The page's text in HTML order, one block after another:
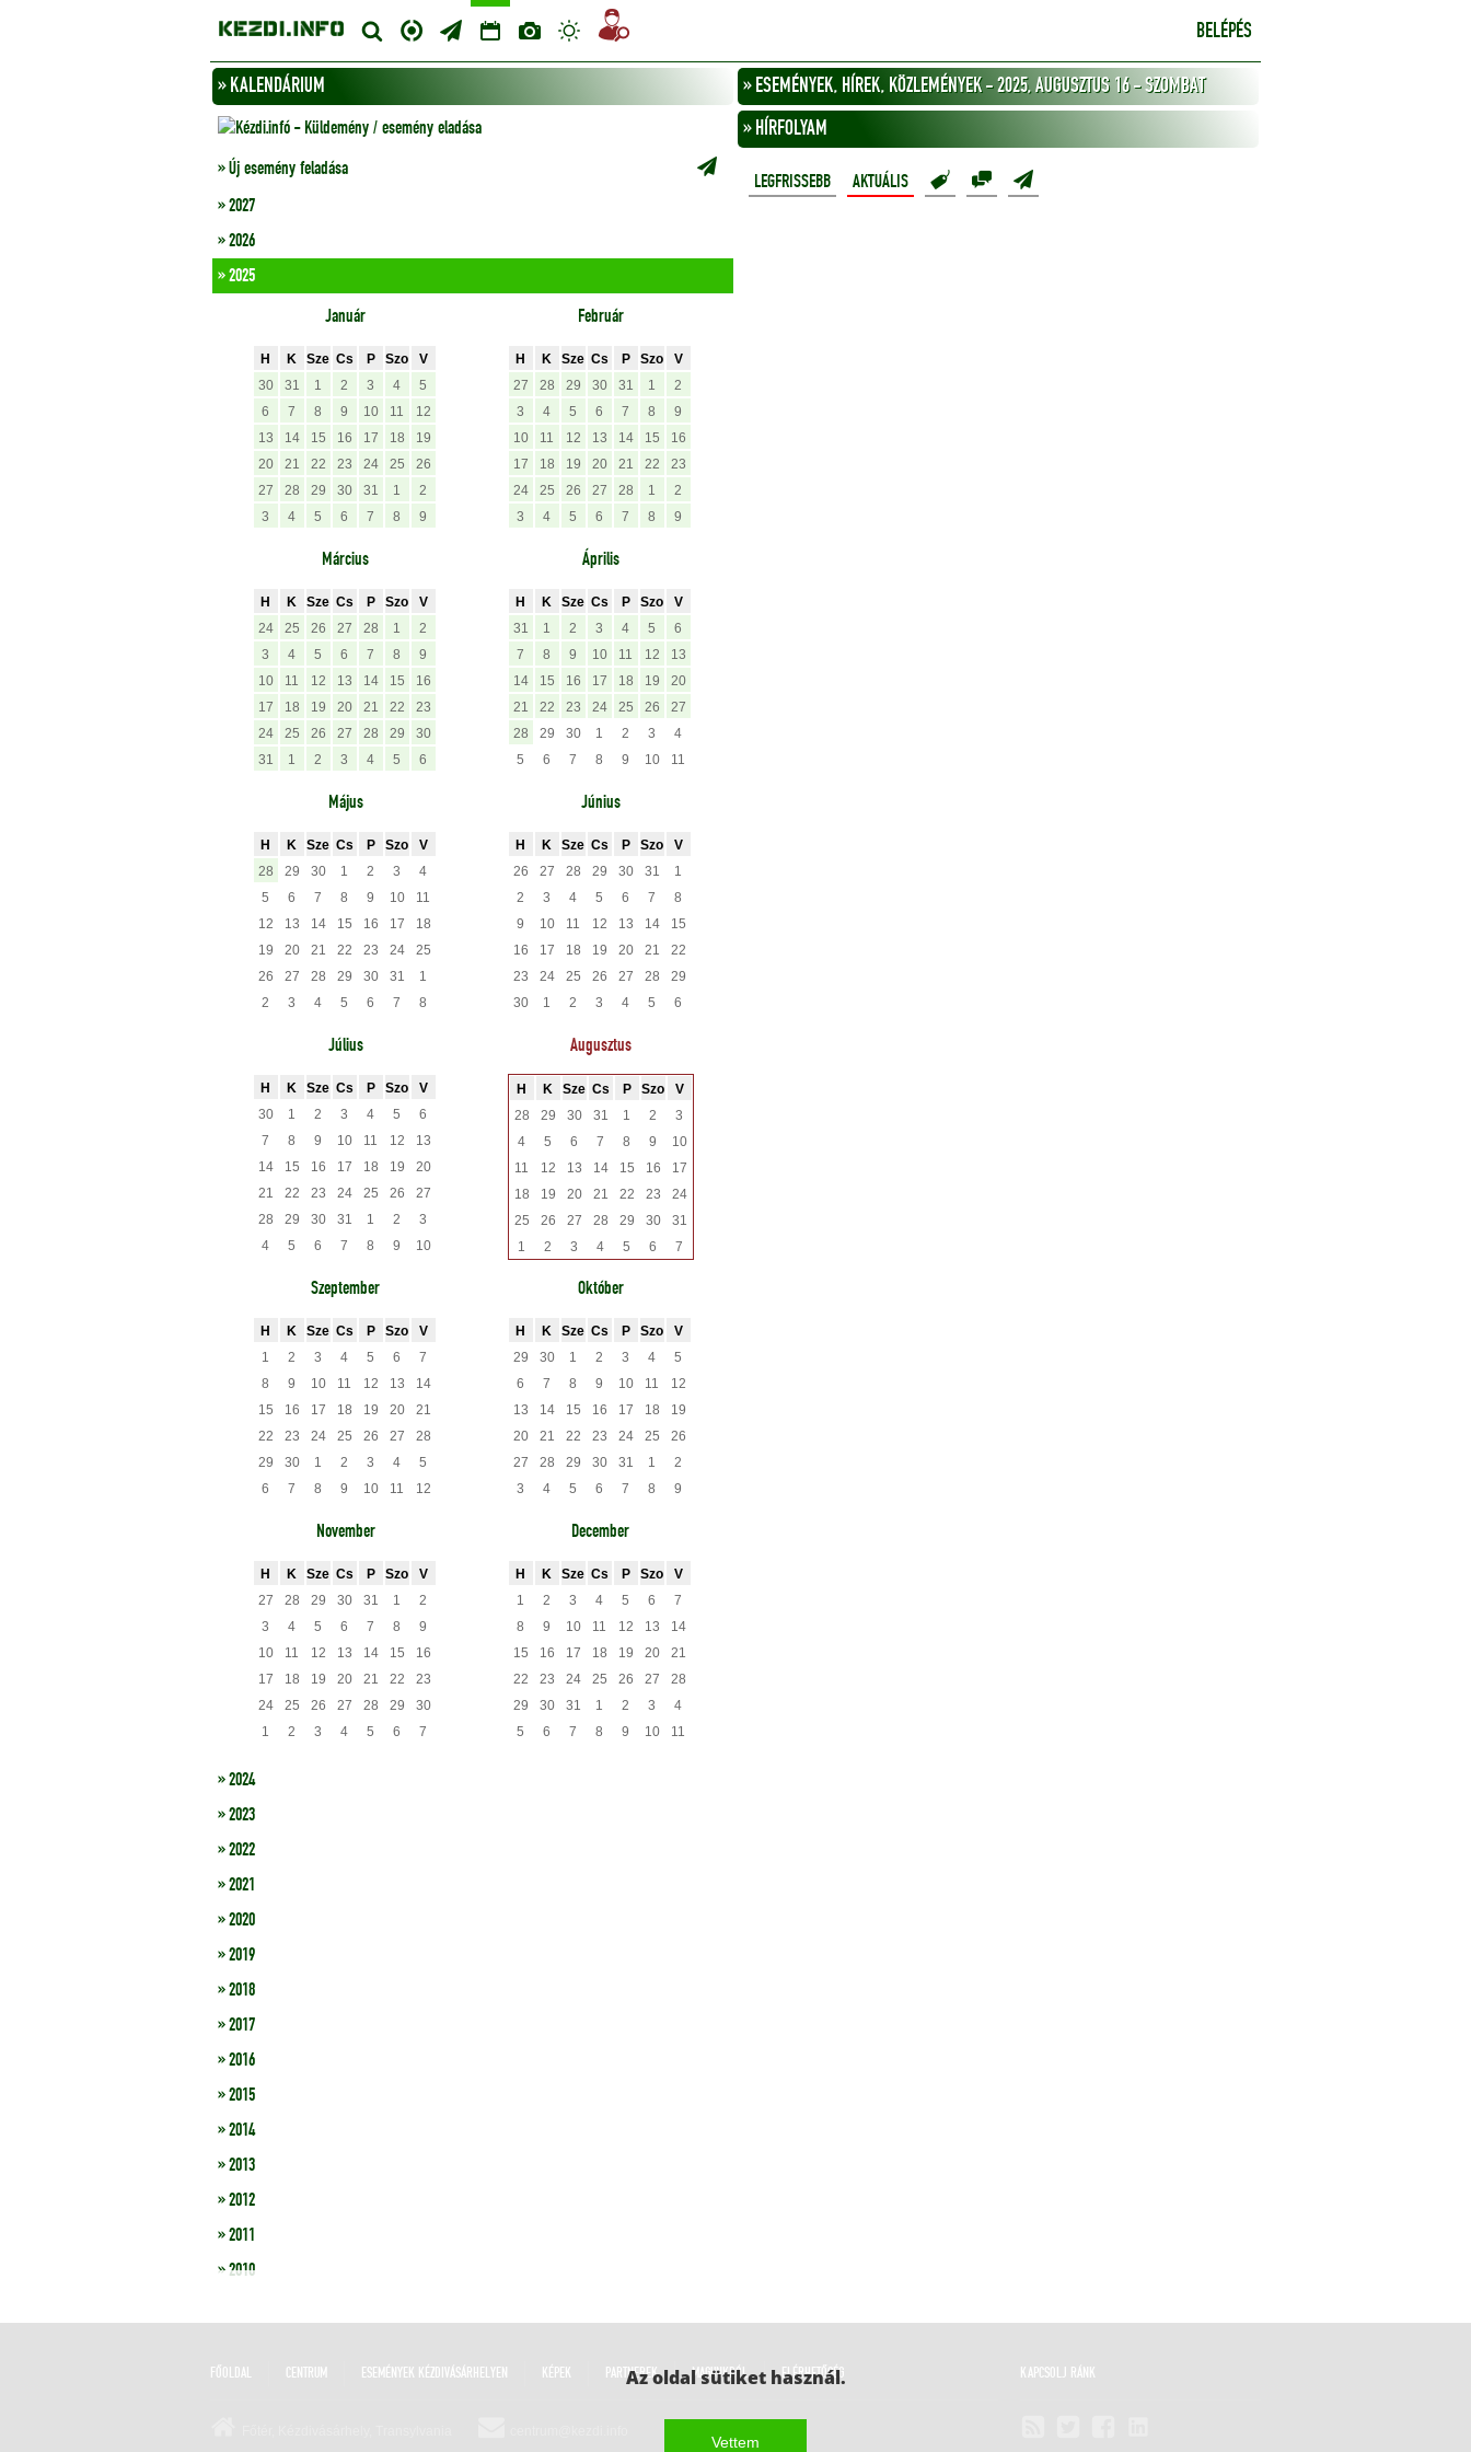
BELÉPÉS
» KALENDÁRIUM
» Új esemény feladása
» 2027
» 2026
» 2025
Január
H K Sze Cs P Szo
V
30
31 1 2 3 4
5
6
7 8 9 10 11
12
13
14 15 16 17 18
19
20
21 22 23 24 25
26
27
28 29 30 31 1
2
3
4 5 6 7 8 9
Február
H K Sze Cs P Szo
V
27
28 29 30 31 1
2
3
4 5 6 7 8
9
10
11 12 13 14 15
16
17
18 19 20 21 22
23
24
25 26 27 28 1
2
3
4 5 6 7 8 9
Március
H K Sze Cs P Szo
V
24
25 26 27 28 1
2
3
4 5 6 7 8
9
10
11 12 13 14 15
16
17
18 19 20 21 22
23
24
25 26 27 28 29
30
31
1 2 3 4 5 6
Április
H K Sze Cs P Szo
V
31
1 2 3 4 5
6
7
8 9 10 11 12
13
14
15 16 17 18 19
20
21
22 23 24 25 26
27
28
29 30 1 2 3
4
5
6 7 8 9 10 11
Május
H K Sze Cs P Szo
V
28
29 30 1 2 3
4
5
6 7 8 9 10
11
12
13 14 15 16 17
18
19
20 21 22 23 24
25
26
27 28 29 30 31
1
2
3 4 5 6 7 8
Június
H K Sze Cs P Szo
V
26
27 28 29 30 31
1
2
3 4 5 6 7
8
9
10 11 12 13 14
15
16
17 18 19 20 21
22
23
24 25 26 27 28
29
30
1 2 3 4 5 6
Július
H K Sze Cs P Szo
V
30
1 2 3 4 5
6
7
8 9 10 11 12
13
14
15 16 17 18 19
20
21
22 23 24 25 26
27
28
29 30 31 1 2
3
4
5 6 7 8 9 10
Augusztus
H K Sze Cs P Szo
V
28
29 30 31 1 2
3
4
5 6 7 8 9
10
11
12 13 14 15 16
17
18
19 20 21 22 23
24
25
26 27 28 29 30
31
1
2 3 4 5 6 7
Szeptember
H K Sze Cs P Szo
V
1
2 3 4 5 6
7
8
9 10 11 12 13
14
15
16 17 18 19 20
21
22
23 24 25 26 27
28
29
30 1 2 3 4
5
6
7 8 9 10 11 12
Október
H K Sze Cs P Szo
V
29
30 1 2 3 4
5
6
7 8 9 10 11
12
13
14 15 16 17 18
19
20
21 22 23 24 25
26
27
28 29 30 31 1
2
3
4 5 6 7 8 9
November
H K Sze Cs P Szo
V
27
28 29 30 31 1
2
3
4 5 6 7 8
9
10
11 12 13 14 15
16
17
18 19 20 21 22
23
24
25 26 27 28 29
30
1
2 3 4 5 6 7
December
H K Sze Cs P Szo
V
1
2 3 4 5 6
7
8
9 10 11 12 13
14
15
16 17 18 19 20
21
22
23 24 25 26 27
28
29
30 31 1 2 3
4
5
6 7 8 9 10 11
» 2024
» 2023
» 2022
» 2021
» 2020
» 2019
» 2018
» 2017
» 2016
» 2015
» 2014
» 2013
» 2012
» 2011
» 2010
» ESEMÉNYEK, HÍREK, KÖZLEMÉNYEK - 2025, AUGUSZTUS 16 - SZOMBAT
» HÍRFOLYAM
LEGFRISSEBB AKTUÁLIS
FŐOLDAL CENTRUM ESEMÉNYEK KÉZDIVÁSÁRHELYEN KÉPEK PARTNEREK MAGUNKRÓL ELÉRHETŐSÉG KAPCSOLJ RÁNK
Az oldal sütiket használ.
Vettem